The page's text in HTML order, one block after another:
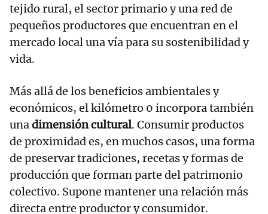
tejido rural, el sector primario y una red de
pequeños productores que encuentran en el
mercado local una vía para su sostenibilidad y
vida.
Más allá de los beneficios ambientales y
económicos, el kilómetro 0 incorpora también
unadimensión cultural. Consumir productos
de proximidad es, en muchos casos, una forma
de preservar tradiciones, recetas y formas de
producción que forman parte del patrimonio
colectivo. Supone mantener una relación más
directa entre productor y consumidor.